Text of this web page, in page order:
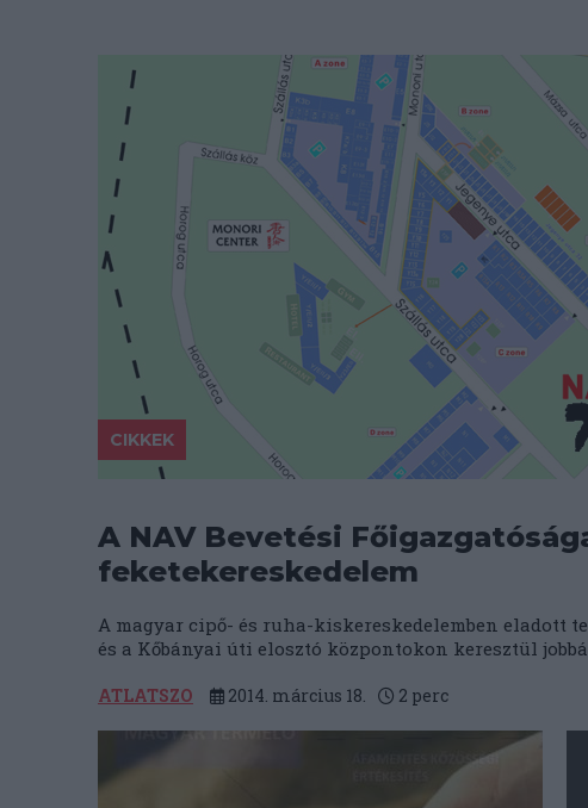
CIKKEK
A NAV Bevetési
feketekereskedelem
A magyar cipő- és ruha-kiskereskedelemben eladott
és a Kőbányai úti elosztó központokon keresztül
ATLATSZO 2014. március 18. 2 perc